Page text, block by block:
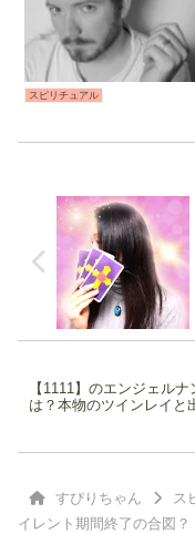
スピリチュアル
【1111】のエンジェル
は？本物のツインレイと
すぴりちゃん ス
イレント期間終了の合図？